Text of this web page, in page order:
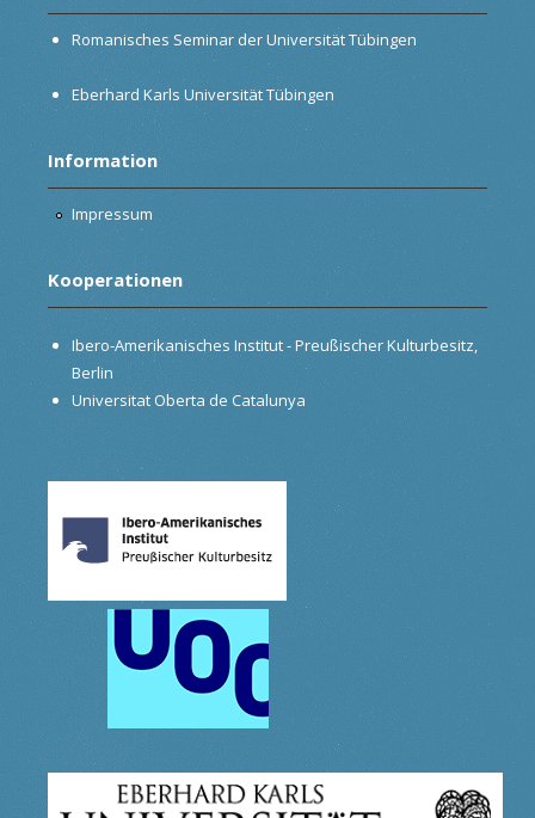
Romanisches Seminar der Universität Tübingen
Eberhard Karls Universität Tübingen
Information
Impressum
Kooperationen
Ibero-Amerikanisches Institut - Preußischer Kulturbesitz,
Berlin
Universitat Oberta de Catalunya